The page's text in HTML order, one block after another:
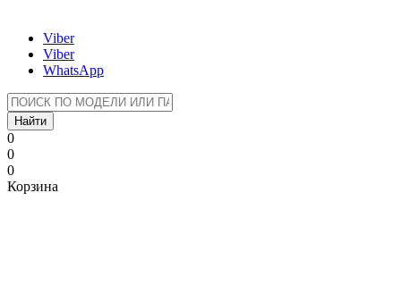
Viber
Viber
WhatsApp
Найти
0
0
0
Корзина